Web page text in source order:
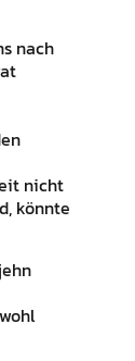
nach
nicht
könnte